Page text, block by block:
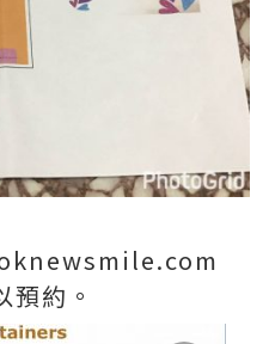
預約。